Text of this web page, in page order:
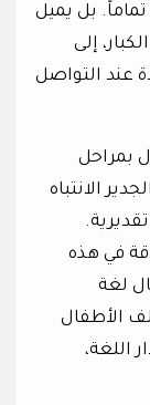
بل يميل
إلى
عند التواصل
بمراحل
الانتباه
في هذه
لغة
الأطفال
اللغة،